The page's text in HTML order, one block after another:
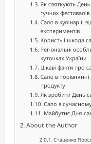
Як святкують
гучних фестивалів
Сало в кулінарії:
експериментів
Користь і шкода
Регіональні
куточках України
Цікаві факти про
Сало в порівнянні
продукту
Як зробити День
Сало в
Майбутнє Дня
About the Author
Стаценко